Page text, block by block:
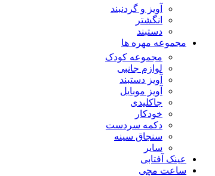
آویز و گردنبند
انگشتر
دستبند
مجموعه مهره ها
مجموعه کودک
لوازم جانبی
آویز دستبند
آویز موبایل
جاکلیدی
خودکار
دکمه سردست
سنجاق سینه
سایر
عینک آفتابی
ساعت مچی